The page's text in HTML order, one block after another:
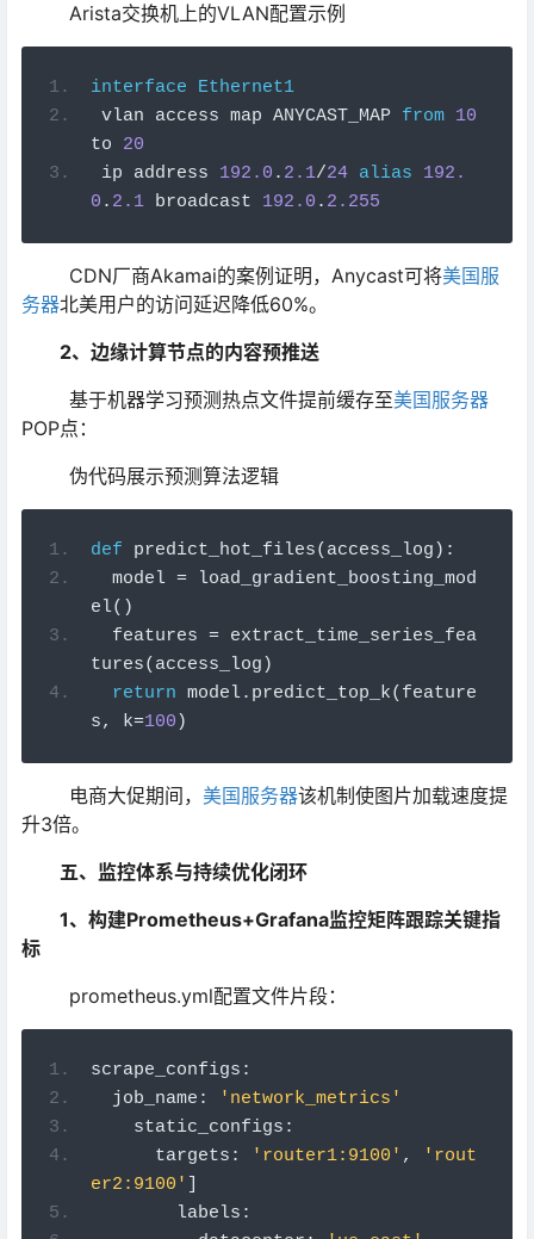
Arista交换机上的VLAN配置示例
interface
Ethernet1
vlan access map ANYCAST_MAP from
10
to 20
ip address 192.0 . 2.1/24 alias
192.
0 . 2.1 broadcast 192.0 . 2.255
CDN厂商Akamai的案例证明，Anycast可将美国服
务器北美用户的访问延迟降低60%。
2、边缘计算节点的内容预推送
基于机器学习预测热点文件提前缓存至美国服务器
POP点：
伪代码展示预测算法逻辑
def predict_hot_files( access_log ):
  model
= load_gradient_boosting_mod
el()
features = extract_time_series_fea
tures( access_log )
return model. predict_top_k( feature
s, k=100 )
电商大促期间， 美国服务器该机制使图片加载速度提
升3倍。
五、监控体系与持续优化闭环
1、构建Prometheus+Grafana监控矩阵跟踪关键指
标
prometheus.yml配置文件片段：
scrape_configs :
job_name :
'network_metrics'
static_configs :
targets : 'router1:9100' ,
'rout
er2:9100'
labels :